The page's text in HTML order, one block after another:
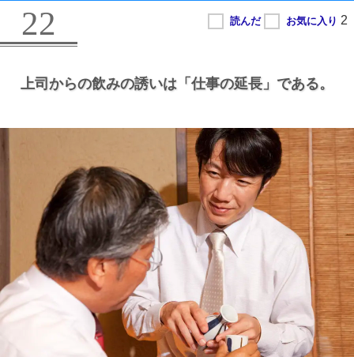
22
上司からの飲みの誘いは 「仕事の延長」である。